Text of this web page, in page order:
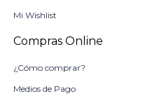
Mi Wishlist
Compras Online
¿Cómo comprar?
Medios de Pago